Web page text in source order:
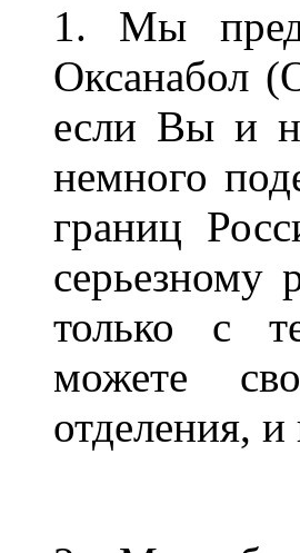
1. Мы
Оксанабол
если Вы и
немного
границ
серьезному
только с
можете
отделения, и